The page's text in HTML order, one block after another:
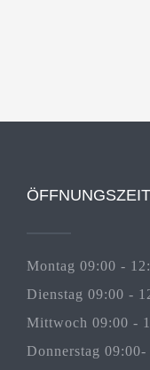
Montag 09:00 -
Dienstag 09:00 -
Mittwoch 09:00 -
Donnerstag